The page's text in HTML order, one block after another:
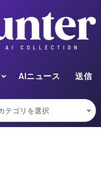
AIニュース 送信